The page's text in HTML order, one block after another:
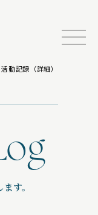
活動記録（詳細）
す。